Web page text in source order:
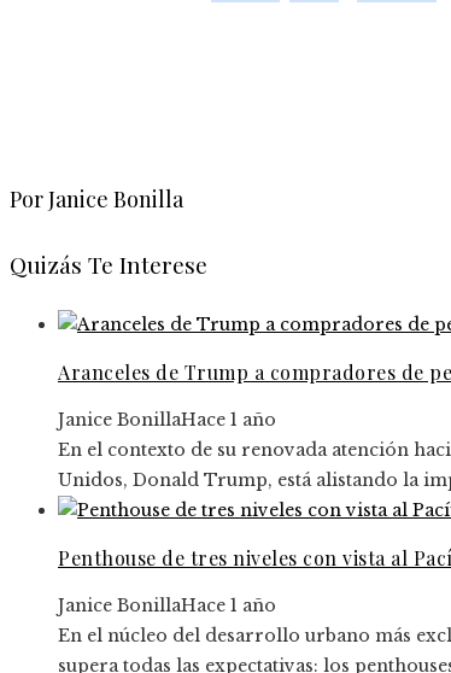
Por Janice Bonilla
Quizás Te Interese
Aranceles de Trump a compradores de
Janice BonillaHace 1 año
En el contexto de su renovada atención
Unidos, Donald Trump, está alistando la
Penthouse de tres niveles con vista al
Janice BonillaHace 1 año
En el núcleo del desarrollo urbano más
supera todas las expectativas: los